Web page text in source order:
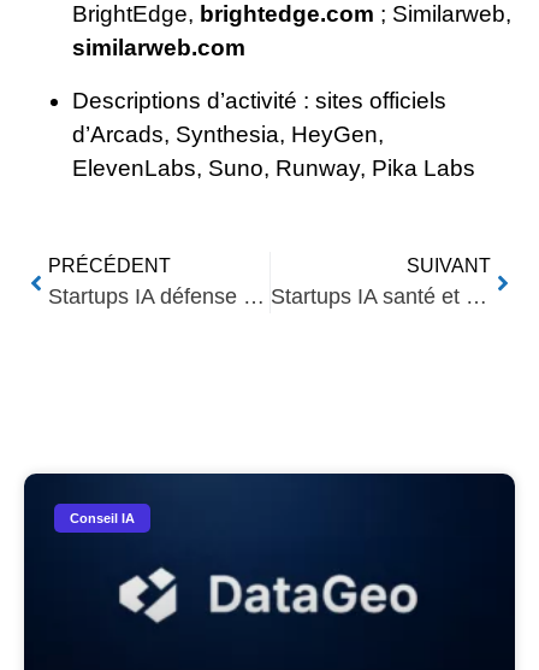
BrightEdge, brightedge.com ; Similarweb,
similarweb.com
Descriptions d’activité : sites officiels
d’Arcads, Synthesia, HeyGen,
ElevenLabs, Suno, Runway, Pika Labs
PRÉCÉDENT
Startups IA défense et cybersécurité à VivaTech 2026 : repères pour décideurs
SUIVANT
Startups IA santé et longévité à VivaTech 2026 : repères pour décideurs
Conseil IA